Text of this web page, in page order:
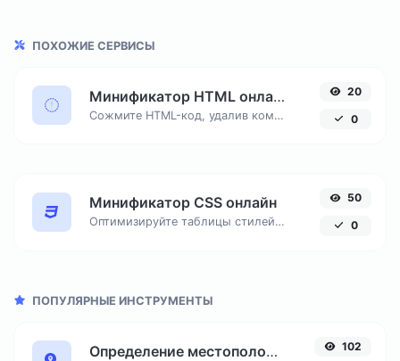
ПОХОЖИЕ СЕРВИСЫ
Минификатор HTML онлайн
Сожмите HTML-код, удалив комментарии, пробелы и переносы строк для ускорения загрузки сайта и экономии трафика.
20
0
Минификатор CSS онлайн
Оптимизируйте таблицы стилей, удаляя комментарии и пробелы для мгновенного ускорения отрисовки вашего сайта.
50
0
ПОПУЛЯРНЫЕ ИНСТРУМЕНТЫ
Определение местоположения по IP адресу 102